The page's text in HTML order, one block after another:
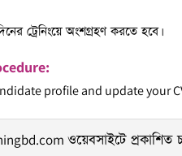
ট্রেনিংয়ে অংশগ্রহণ করতে হবে।
profile and update your
ওয়েবসাইটে প্রকাশিত